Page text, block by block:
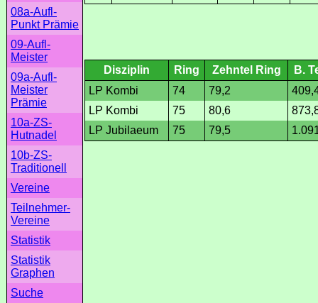
08a-Aufl-
Punkt Prämie
09-Aufl-
Meister
09a-Aufl-
Meister
Prämie
10a-ZS-
Hutnadel
10b-ZS-
Traditionell
Vereine
Teilnehmer-
Vereine
Statistik
Statistik
Graphen
Suche
Disziplin Ring Zehntel Ring
B.
LP Kombi
74 79,2
LP Kombi
75 80,6
LP Jubilaeum
75 79,5